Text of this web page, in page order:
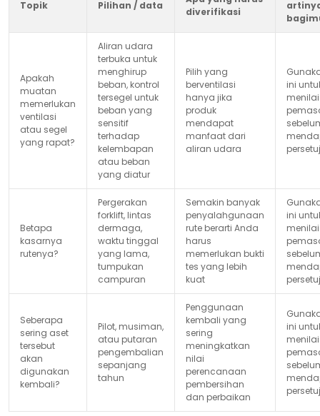
Topik Pilihan / data
diverifikasi
Apakah
muatan
memerlukan
ventilasi
atau segel
yang rapat?
Aliran udara
terbuka untuk
menghirup
beban, kontrol
tersegel untuk
beban yang
sensitif
terhadap
kelembapan
atau beban
yang diatur
Pilih yang
berventilasi
hanya jika
produk
mendapat
manfaat dari
aliran udara
ini
menilai
Betapa
kasarnya
rutenya?
Pergerakan
forklift, lintas
dermaga,
waktu tinggal
yang lama,
tumpukan
campuran
Semakin banyak
penyalahgunaan
rute berarti Anda
harus
memerlukan bukti
tes yang lebih
kuat
ini
menilai
Seberapa
sering aset
tersebut
akan
digunakan
kembali?
Pilot, musiman,
atau putaran
pengembalian
sepanjang
tahun
Penggunaan
kembali yang
sering
meningkatkan
nilai
perencanaan
pembersihan
dan perbaikan
ini
menilai